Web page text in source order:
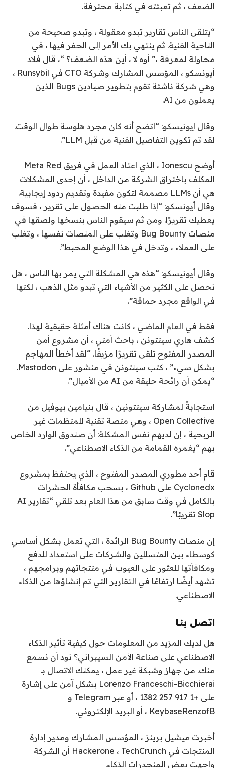
الضعف ، ثم تعبئته في كتابة محترفة.
“يتلقى الناس تقارير تبدو معقولة ، وتبدو صحيحة من
الناحية الفنية. ثم ينتهي بك الأمر إلى الحفر فيها ، في
محاولة لمعرفة ،” أوه لا ، أين هذه الضعف؟ “، قال فلاد
أيونسكو ، المؤسس المشارك وشركة CTO في Runsybil ،
وهي شركة ناشئة تقوم بتطوير صيادين Bugs الذين
يعملون من AI.
وقال إيونيسكو: “اتضح أنه كان مجرد هلوسة طوال الوقت.
لقد تم تكوين التفاصيل الفنية من قبل LLM”.
أوضح Ionescu ، الذي اعتاد العمل في فريق Meta Red
المكلف باختراق الشركة من الداخل ، أن إحدى المشكلات
هي أن LLMs مصممة لتكون مفيدة وتقديم ردود إيجابية.
وقال أيونسكو: “إذا طلبت منه الحصول على تقرير ، فسوف
يعطيك تقريرًا. ومن ثم سيقوم الناس بنسخها ولصقها في
منصات Bug Bounty وتغلب على المنصات نفسها ، وتغلب
على العملاء ، وتدخل في هذا الوضع المحبط”.
وقال أيونيسكو: “هذه هي المشكلة التي يمر بها الناس ، هل
نحصل على الكثير من الأشياء التي تبدو مثل الذهب ، لكنها
في الواقع مجرد حماقة”.
فقط في العام الماضي ، كانت هناك أمثلة حقيقية لهذا.
كشف هاري سينتونن ، باحث أمني ، أن مشروع أمن
المصدر المفتوح تلقى تقريرًا مزيفًا. “لقد أخطأ المهاجم
بشكل سيء” ، كتب سينتونن في منشور على Mastodon.
“يمكن أن رائحة حليقة من AI من الأميال”.
استجابةً لمشاركة سينتونين ، قال بنيامين بيوفيل من
Open Collective ، وهي منصة تقنية للمنظمات غير
الربحية ، إن لديهم نفس المشكلة: أن صندوق الوارد الخاص
بهم “يغمره القمامة من الذكاء الاصطناعي”.
قام أحد مطوري المصدر المفتوح ، الذي يحتفظ بمشروع
Cyclonedx على Github ، بسحب مكافأة الحشرات
بالكامل في وقت سابق من هذا العام بعد تلقي “تقارير AI
Slop تقريبًا”.
إن منصات Bug Bounty الرائدة ، التي تعمل بشكل أساسي
كوسطاء بين المتسللين والشركات على استعداد للدفع
ومكافأتها للعثور على العيوب في منتجاتهم وبرامجهم ،
تشهد أيضًا ارتفاعًا في التقارير التي تم إنشاؤها من الذكاء
الاصطناعي.
اتصل بنا
هل لديك المزيد من المعلومات حول كيفية تأثير الذكاء
الاصطناعي على صناعة الأمن السيبراني؟ نود أن نسمع
منك. من جهاز وشبكة غير عمل ، يمكنك الاتصال بـ
Lorenzo Franceschi-Bicchierai بشكل آمن على إشارة
على +1 917 257 1382 ، أو عبر Telegram و
KeybaseRenzofB ، أو البريد الإلكتروني.
أخبرت ميشيل برينز ، المؤسس المشارك ومدير إدارة
المنتجات في Hackerone ، TechCrunch أن الشركة
واجهت بعض المنحدرات الذكاء.